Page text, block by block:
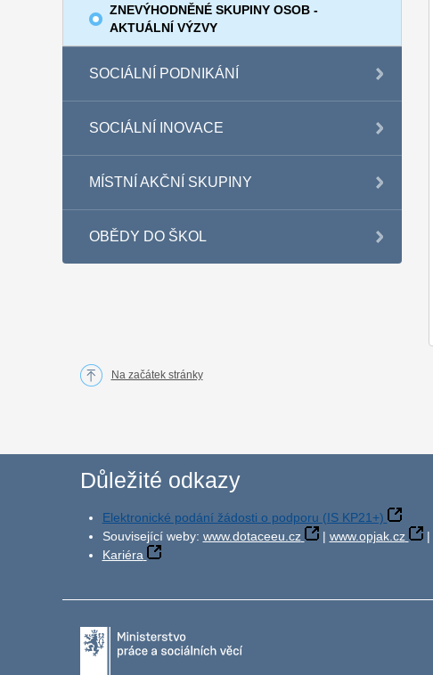
ZNEVÝHODNĚNÉ SKUPINY OSOB -
AKTUÁLNÍ VÝZVY
SOCIÁLNÍ PODNIKÁNÍ
SOCIÁLNÍ INOVACE
MÍSTNÍ AKČNÍ SKUPINY
OBĚDY DO ŠKOL
Na začátek stránky
Důležité odkazy
Elektronické podání žádosti o podporu (IS KP21+)
Související weby: www.dotaceeu.cz | www.opjak.cz |
Kariéra